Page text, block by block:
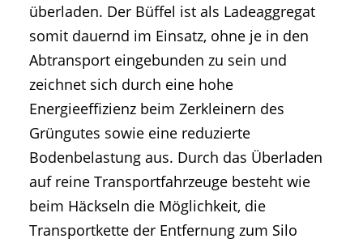
überladen. Der Büffel ist als Ladeaggregat
somit dauernd im Einsatz, ohne je in den
Abtransport eingebunden zu sein und
zeichnet sich durch eine hohe
Energieeffizienz beim Zerkleinern des
Grüngutes sowie eine reduzierte
Bodenbelastung aus. Durch das Überladen
auf reine Transportfahrzeuge besteht wie
beim Häckseln die Möglichkeit, die
Transportkette der Entfernung zum Silo